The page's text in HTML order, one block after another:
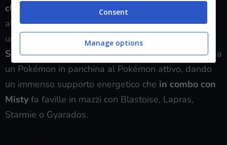
clessidre gratis
. Si può allora ricorrere a mazzi
alternativi che sfruttano carte de L’Isola Misteriosa
un po’ meno rare, comeVaporeon
Sciaquarepermette di spostare le Energie Acqua da
un Pokémon in panchina al Pokémon attivo, dando
un immenso supporto energetico che in combo con
Misty fa faville in mazzi con Blastoise, Lapras,
Starmie o Gyarados.
Consent
Manage options